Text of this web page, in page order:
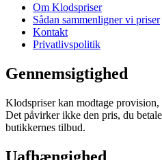
Om Klodspriser
Sådan sammenligner vi priser
Kontakt
Privatlivspolitik
Gennemsigtighed
Klodspriser kan modtage
Det påvirker ikke den pris, du
butikkernes tilbud.
Uafhængighed